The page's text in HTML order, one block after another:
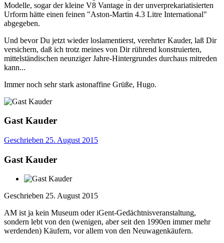
Modelle, sogar der kleine V8 Vantage in der unverprekariatisierten
Urform hätte einen feinen "Aston-Martin 4.3 Litre International"
abgegeben.
Und bevor Du jetzt wieder loslamentierst, verehrter Kauder, laß Dir
versichern, daß ich trotz meines von Dir rührend konstruierten,
mittelständischen neunziger Jahre-Hintergrundes durchaus mitreden
kann...
Immer noch sehr stark astonaffine Grüße, Hugo.
Gast Kauder
Geschrieben 25. August 2015
Gast Kauder
Geschrieben 25. August 2015
AM ist ja kein Museum oder iGent-Gedächtnisveranstaltung,
sondern lebt von den (wenigen, aber seit den 1990en immer mehr
werdenden) Käufern, vor allem von den Neuwagenkäufern.